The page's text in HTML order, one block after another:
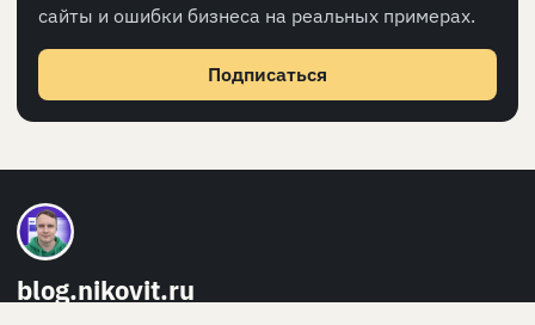
сайты и ошибки бизнеса на реальных примерах.
Подписаться
blog.nikovit.ru